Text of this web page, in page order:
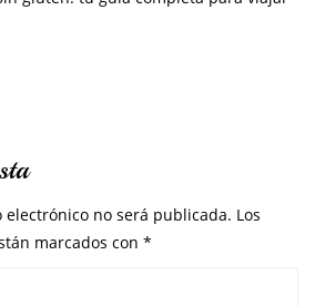
no será publicada. Los
marcados con *